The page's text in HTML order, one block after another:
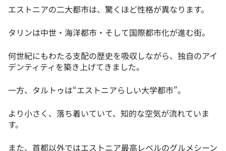
エストニアの二大都市は、驚くほど性格が異なります。
タリンは中世・海洋都市・そして国際都市化が進む街。
何世紀にもわたる支配の歴史を吸収しながら、独自のアイ
デンティティを築き上げてきました。
一方、タルトゥは“エストニアらしい大学都市”。
より小さく、落ち着いていて、知的な空気が流れていま
す。
また、首都以外ではエストニア最高レベルのグルメシーン